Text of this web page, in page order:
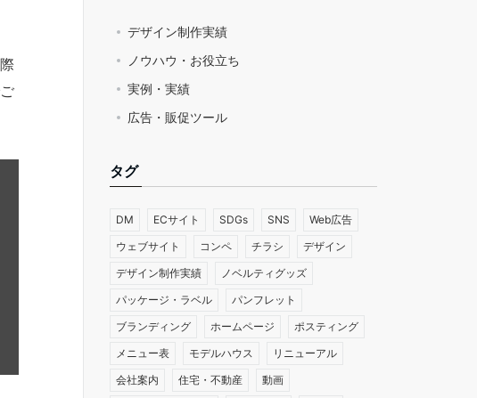
デザイン制作実績
ノウハウ・お役立ち
実例・実績
広告・販促ツール
タグ
DM ECサイト SDGs SNS
Web広告
ウェブサイト
コンペ チラシ
デザイン
デザイン制作実績
ノベルティグッズ
パッケージ・ラベル
パンフレット
ブランディング
ホームページ
ポスティング
メニュー表
モデルハウス
リニューアル
会社案内
住宅・不動産
動画